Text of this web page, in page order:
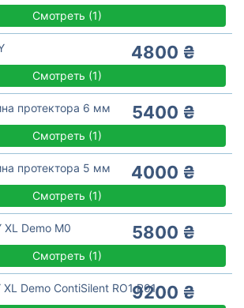
Смотреть (1)
4800 ₴
Смотреть (1)
протектора 6 мм 5400 ₴
Смотреть (1)
протектора 5 мм 4000 ₴
Смотреть (1)
Demo M0 5800 ₴
Смотреть (1)
Demo ContiSilent RO1 R019200 ₴